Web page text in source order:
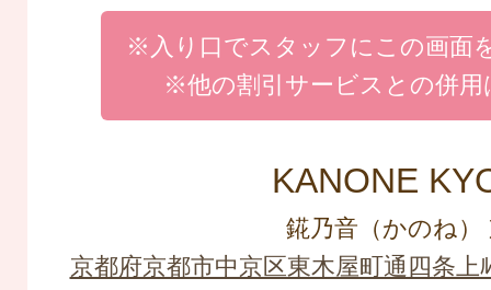
※入り口でスタッフにこの画面
※他の割引サービスとの併
KANONE
錵乃音（かのね）
京都府京都市中京区東木屋町通四条